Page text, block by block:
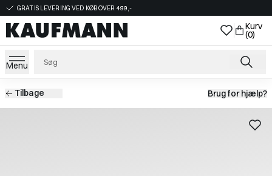
GRATIS LEVERING VED KØB OVER 499,-
Kurv
(0)
Menu
Tilbage Brug for hjælp?